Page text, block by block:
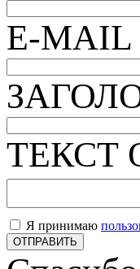
E-MAIL
ТЕКСТ
Я принимаю
ОТПРАВИТЬ